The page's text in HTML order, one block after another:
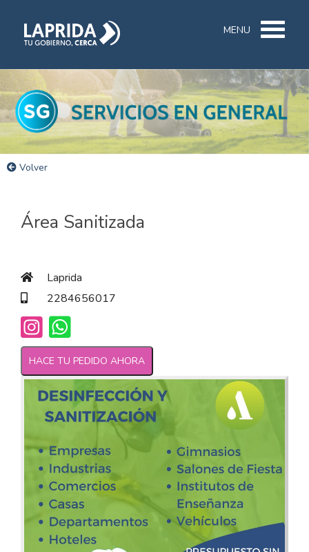
MENU
Volver
Área Sanitizada
Laprida
2284656017
HACE TU PEDIDO AHORA